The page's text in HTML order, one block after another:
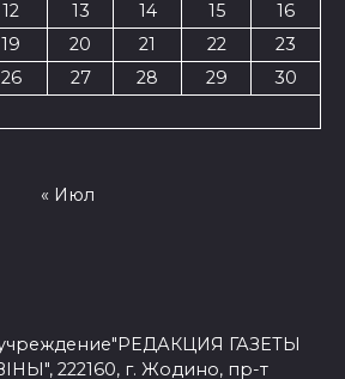
12 13 14 15
16
19 20 21 22
23
26 27 28 29
30
« Июл
учреждение"РЕДАКЦИЯ ГАЗЕТЫ
222160, г. Жодино, пр-т